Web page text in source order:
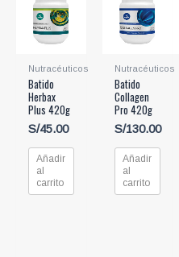
Nutracéuticos
Batido
Herbax
Plus 420g
S/45.00
Añadir
al
carrito
Nutracéuticos
Batido
Collagen
Pro 420g
S/130.00
Añadir
al
carrito